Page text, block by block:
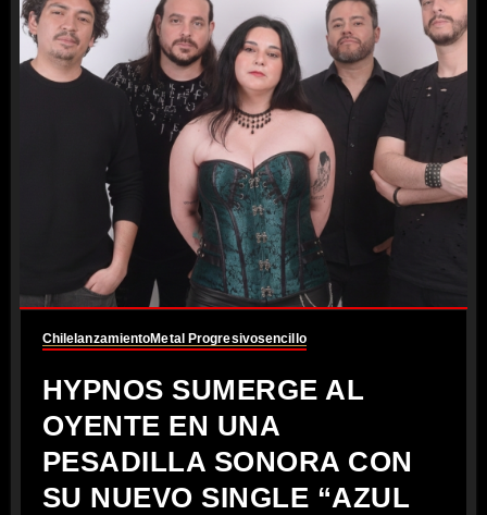
ChilelanzamientoMetal Progresivosencillo
HYPNOS SUMERGE AL
OYENTE EN UNA
PESADILLA SONORA CON
SU NUEVO SINGLE “AZUL